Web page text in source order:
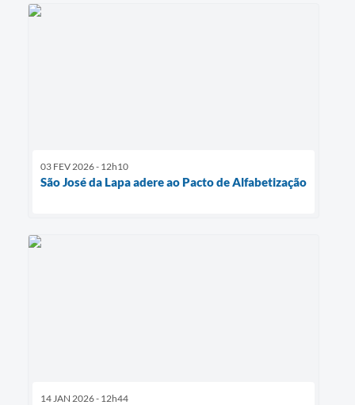
03 FEV 2026 - 12h10
São José da Lapa adere ao Pacto de Alfabetização
14 JAN 2026 - 12h44